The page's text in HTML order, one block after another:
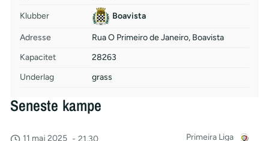
Klubber Boavista
Adresse
Rua O Primeiro de Janeiro, Boavista
Kapacitet
28263
Underlag
grass
Seneste kampe
Primeira Liga
11 maj 2025 - 21.30